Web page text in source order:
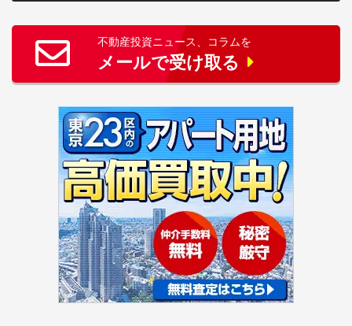
不動産投資ニュース、コラムを
メールで受け取る